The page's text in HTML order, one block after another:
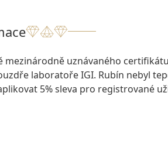
mezinárodně uznávaného
laboratoře IGI. Rubín nebyl
5% sleva pro registrované